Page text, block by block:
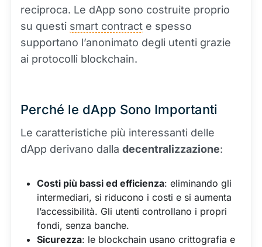
reciproca. Le dApp sono costruite proprio
su questi smart contract e spesso
supportano l’anonimato degli utenti grazie
ai protocolli blockchain.
Perché le dApp Sono Importanti
Le caratteristiche più interessanti delle
dApp derivano dalla decentralizzazione:
Costi più bassi ed efficienza: eliminando gli
intermediari, si riducono i costi e si aumenta
l’accessibilità. Gli utenti controllano i propri
fondi, senza banche.
Sicurezza: le blockchain usano crittografia e